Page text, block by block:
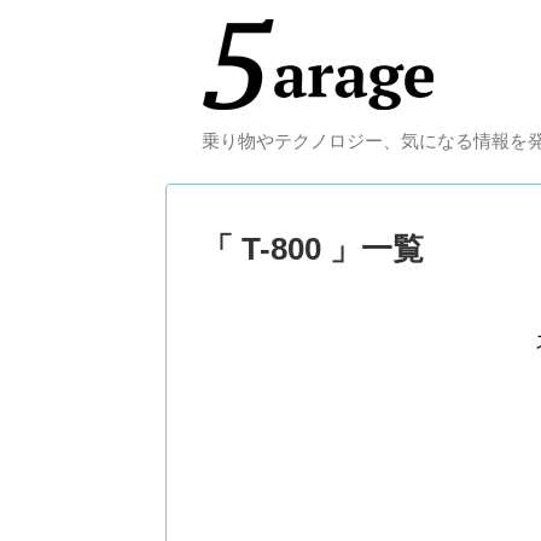
乗り物やテクノロジー、気になる情報を
「 T-800 」一覧